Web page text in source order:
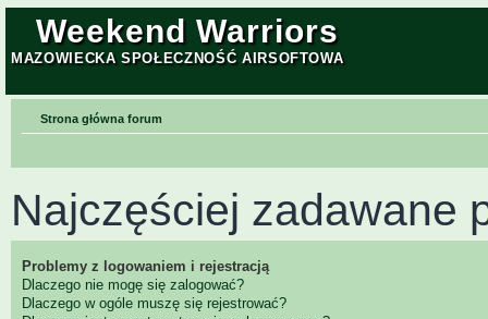
Weekend Warriors
MAZOWIECKA SPOŁECZNOŚĆ AIRSOFTOWA
Strona główna forum
Najczęściej zadawane
Problemy z logowaniem i rejestracją
Dlaczego nie mogę się zalogować?
Dlaczego w ogóle muszę się rejestrować?